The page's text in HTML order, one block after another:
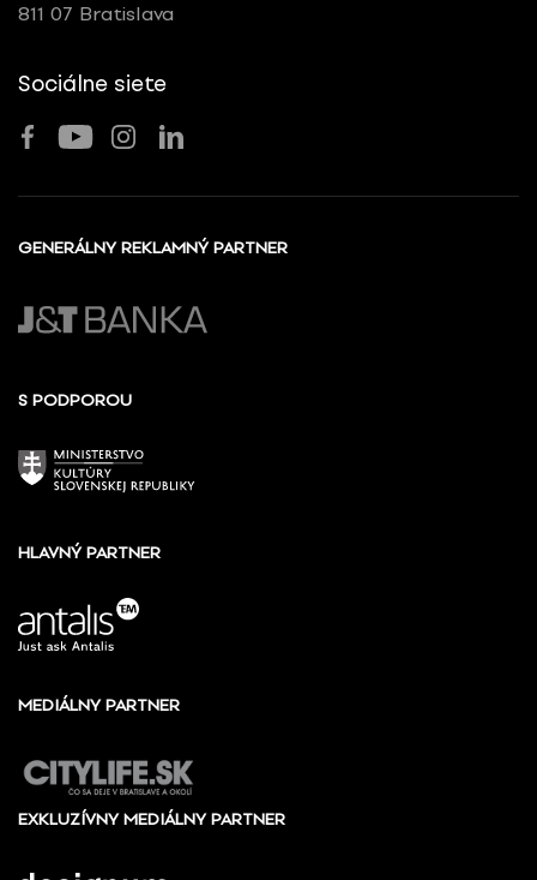
811 07 Bratislava
Sociálne siete
GENERÁLNY REKLAMNÝ PARTNER
S PODPOROU
HLAVNÝ PARTNER
MEDIÁLNY PARTNER
EXKLUZÍVNY MEDIÁLNY PARTNER